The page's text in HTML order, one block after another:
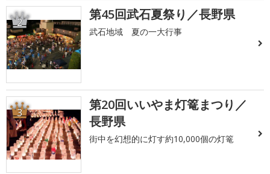
2 第45回武石夏祭り／長野県
武石地域 夏の一大行事
3
第20回いいやま灯篭まつり／
長野県
街中を幻想的に灯す約10,000個の灯篭